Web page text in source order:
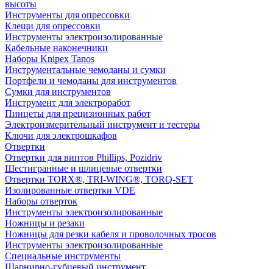
высоты
Инструменты для опрессовки
Клещи для опрессовки
Инструменты электроизолированные
Кабельные наконечники
Наборы Knipex Tanos
Инструментальные чемоданы и сумки
Портфели и чемоданы для инструментов
Сумки для инструментов
Инструмент для электроработ
Пинцеты для прецизионных работ
Электроизмерительный инструмент и тестеры
Ключи для электрошкафов
Отвертки
Отвертки для винтов Phillips, Pozidriv
Шестигранные и шлицевые отвертки
Отвертки TORX®, TRI-WING®, TORQ-SET
Изолированные отвертки VDE
Наборы отверток
Инструменты электроизолированные
Ножницы и резаки
Ножницы для резки кабеля и проволочных тросов
Инструменты электроизолированные
Специальные инструменты
Шарнирно-губцевый инструмент